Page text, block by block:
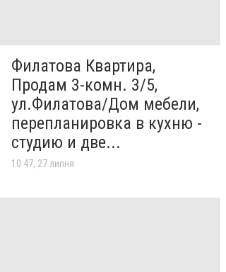
Филатова Квартира,
Продам 3-комн. 3/5,
ул.Филатова/Дом мебели,
перепланировка в кухню -
студию и две...
10:47, 27 липня